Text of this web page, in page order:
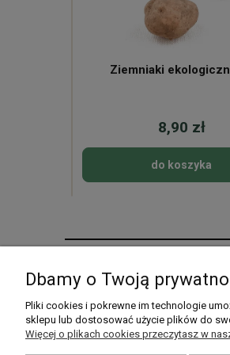
Ziemniaki
8,90 zł
do koszyka
Pomoc
Pytania i odpowiedzi
Listy zakupowe
Dbamy o Twoją
Pliki cookies i pokrewne im technologie
sklepu lub dostosować użycie plików do
Więcej o plikach cookies przeczytasz w